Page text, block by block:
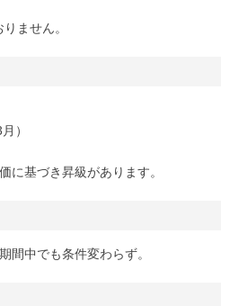
ません。
）
に基づき昇級があります。
中でも条件変わらず。